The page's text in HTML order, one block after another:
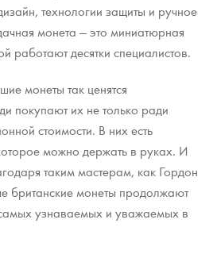
технологии защиты и ручное
монета — это миниатюрная
работают десятки специалистов.
монеты так ценятся
покупают их не только ради
стоимости. В них есть
можно держать в руках. И
таким мастерам, как Гордон
британские монеты продолжают
узнаваемых и уважаемых в